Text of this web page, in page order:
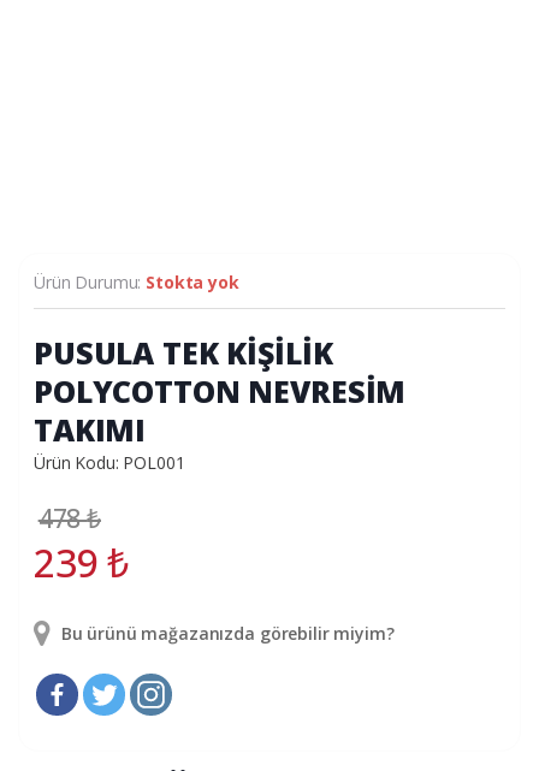
Ürün Durumu: Stokta yok
PUSULA TEK KİŞİLİK
POLYCOTTON NEVRESİM
TAKIMI
Ürün Kodu: POL001
478₺
239₺
Bu ürünü mağazanızda görebilir miyim?